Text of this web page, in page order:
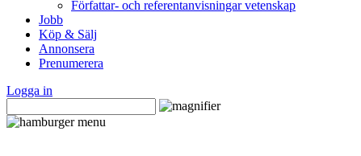
Författar- och referentanvisningar vetenskap
Jobb
Köp & Sälj
Annonsera
Prenumerera
Logga in